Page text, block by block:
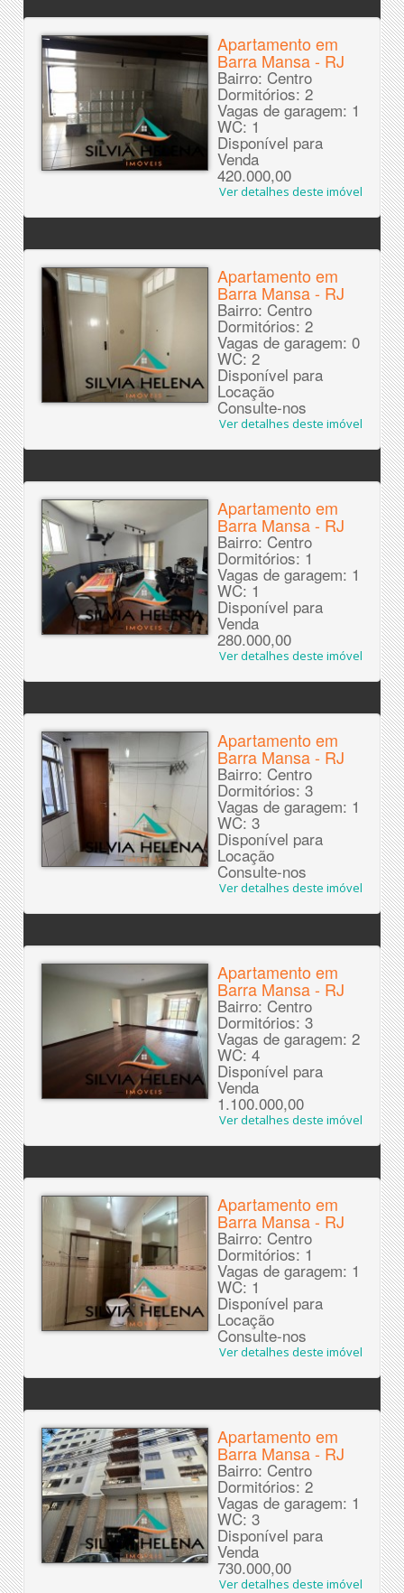
Apartamento em
Barra Mansa - RJ
Bairro: Centro
Dormitórios: 2
Vagas de garagem: 1
WC: 1
Disponível para
Venda
420.000,00
Ver detalhes deste imóvel
Apartamento em
Barra Mansa - RJ
Bairro: Centro
Dormitórios: 2
Vagas de garagem: 0
WC: 2
Disponível para
Locação
Consulte-nos
Ver detalhes deste imóvel
Apartamento em
Barra Mansa - RJ
Bairro: Centro
Dormitórios: 1
Vagas de garagem: 1
WC: 1
Disponível para
Venda
280.000,00
Ver detalhes deste imóvel
Apartamento em
Barra Mansa - RJ
Bairro: Centro
Dormitórios: 3
Vagas de garagem: 1
WC: 3
Disponível para
Locação
Consulte-nos
Ver detalhes deste imóvel
Apartamento em
Barra Mansa - RJ
Bairro: Centro
Dormitórios: 3
Vagas de garagem: 2
WC: 4
Disponível para
Venda
1.100.000,00
Ver detalhes deste imóvel
Apartamento em
Barra Mansa - RJ
Bairro: Centro
Dormitórios: 1
Vagas de garagem: 1
WC: 1
Disponível para
Locação
Consulte-nos
Ver detalhes deste imóvel
Apartamento em
Barra Mansa - RJ
Bairro: Centro
Dormitórios: 2
Vagas de garagem: 1
WC: 3
Disponível para
Venda
730.000,00
Ver detalhes deste imóvel